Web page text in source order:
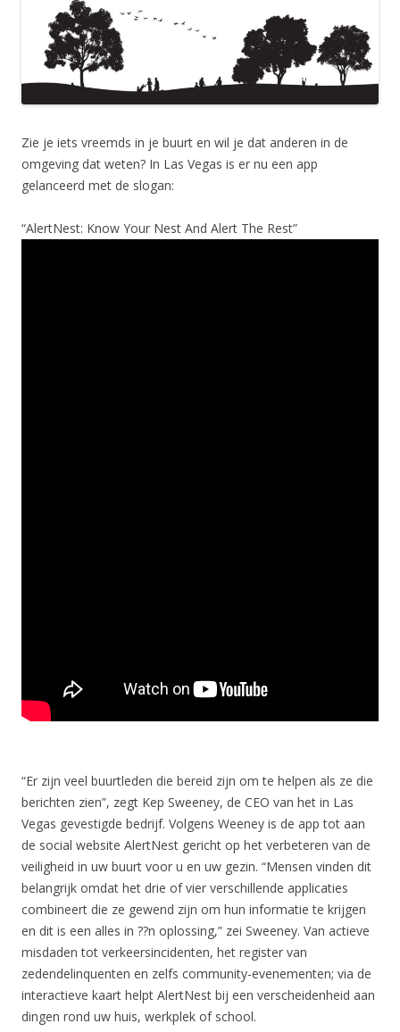
Zie je iets vreemds in je buurt en wil je dat anderen in de
omgeving dat weten? In Las Vegas is er nu een app
gelanceerd met de slogan:
“AlertNest: Know Your Nest And Alert The Rest”
“Er zijn veel buurtleden die bereid zijn om te helpen als ze die
berichten zien”, zegt Kep Sweeney, de CEO van het in Las
Vegas gevestigde bedrijf. Volgens Weeney is de app tot aan
de social website AlertNest gericht op het verbeteren van de
veiligheid in uw buurt voor u en uw gezin. “Mensen vinden dit
belangrijk omdat het drie of vier verschillende applicaties
combineert die ze gewend zijn om hun informatie te krijgen
en dit is een alles in ??n oplossing,” zei Sweeney. Van actieve
misdaden tot verkeersincidenten, het register van
zedendelinquenten en zelfs community-evenementen; via de
interactieve kaart helpt AlertNest bij een verscheidenheid aan
dingen rond uw huis, werkplek of school.